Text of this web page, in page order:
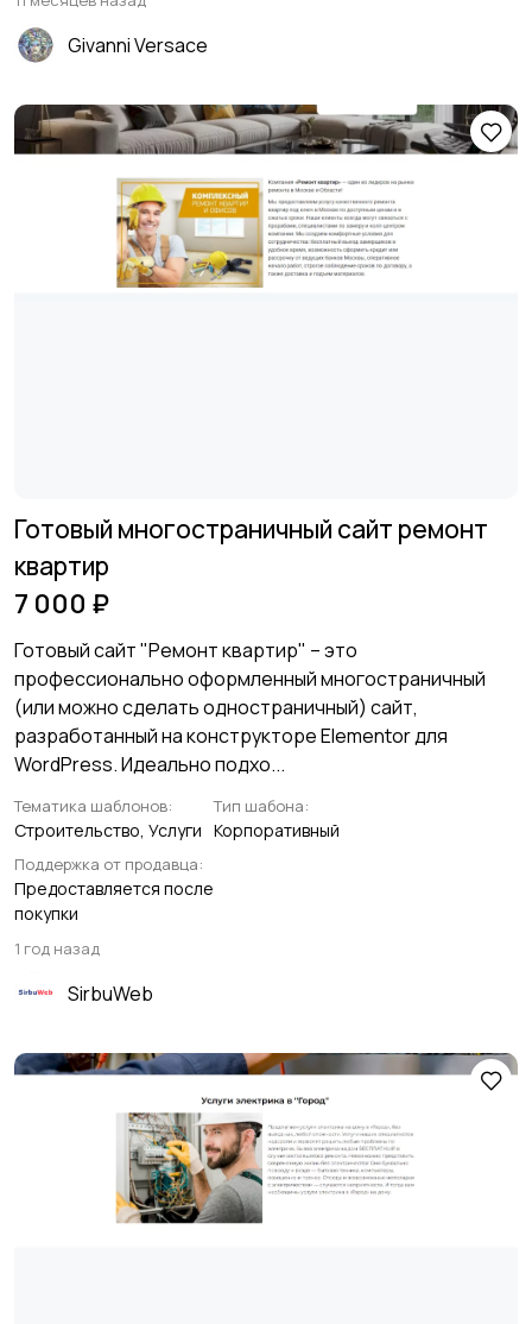
Givanni Versace
Готовый многостраничный сайт ремонт
квартир
7 000 ₽
Готовый сайт "Ремонт квартир" – это
профессионально оформленный многостраничный
(или можно сделать одностраничный) сайт,
разработанный на конструкторе Elementor для
WordPress. Идеально подхо...
Тематика шаблонов:
Строительство, Услуги
Тип шабона:
Корпоративный
Поддержка от продавца:
Предоставляется после
покупки
1 год назад
SirbuWeb